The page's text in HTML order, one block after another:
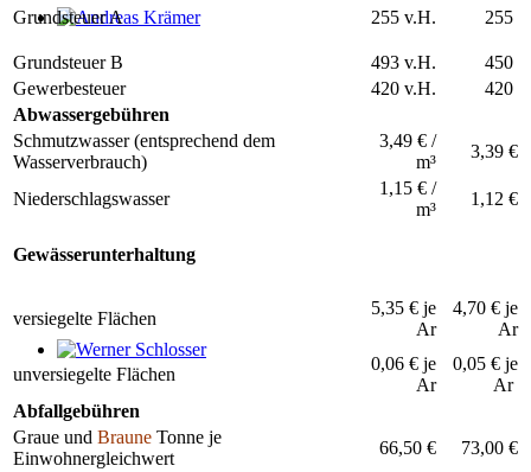
Werner Schlosser
Grundsteuer A 255 v.H. 255
Grundsteuer B 493 v.H.
450
Gewerbesteuer
420 v.H.
420
Abwassergebühren
Schmutzwasser (entsprechend dem
Wasserverbrauch)
3,49 € /
m³
3,39 €
Niederschlagswasser
1,15 € /
m³
1,12 €
Gewässerunterhaltung
versiegelte Flächen
5,35 € je
Ar
4,70 € je
Ar
unversiegelte Flächen
0,06 € je
Ar
0,05 € je
Ar
Abfallgebühren
Graue und Braune Tonne je
Einwohnergleichwert
66,50 €
73,00 €